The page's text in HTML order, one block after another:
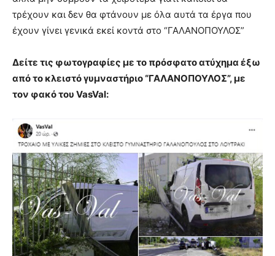
τρέχουν και δεν θα φτάνουν με όλα αυτά τα έργα που
έχουν γίνει γενικά εκεί κοντά στο “ΓΑΛΑΝΟΠΟΥΛΟΣ”
Δείτε τις φωτογραφίες με το πρόσφατο ατύχημα έξω
από το κλειστό γυμναστήριο “ΓΑΛΑΝΟΠΟΥΛΟΣ”, με
τον φακό του VasVal: